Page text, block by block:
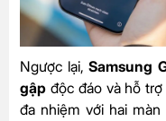
Ngược lại,Samsung
gập độc đáo và hỗ trợ
đa nhiệm với hai